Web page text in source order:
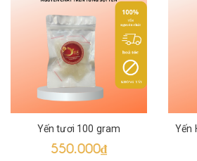
Yến tươi 100 gram
550.000₫